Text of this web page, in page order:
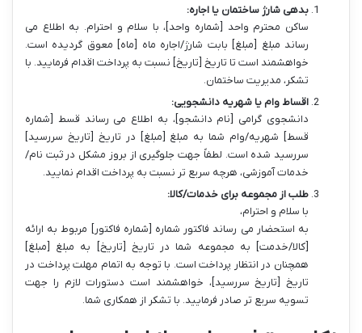
بدهی شارژ ساختمان یا اجاره:
ساکن محترم واحد [شماره واحد]، با سلام و احترام. به اطلاع می
رساند مبلغ [مبلغ] بابت شارژ/اجاره ماه [ماه] معوق گردیده است.
خواهشمند است تا تاریخ [تاریخ] نسبت به پرداخت اقدام فرمایید. با
تشکر، مدیریت ساختمان.
اقساط وام یا شهریه دانشجویی:
دانشجوی گرامی [نام دانشجو]، به اطلاع می رساند قسط [شماره
قسط] شهریه/وام شما به مبلغ [مبلغ] در تاریخ [تاریخ سررسید]
سررسید شده است. لطفاً جهت جلوگیری از بروز مشکل در ثبت نام/
خدمات آموزشی، هرچه سریع تر نسبت به پرداخت اقدام نمایید.
طلب از مجموعه برای خدمات/کالا:
با سلام و احترام،
به استحضار می رساند فاکتور شماره [شماره فاکتور] مربوط به ارائه
[کالا/خدمت] به مجموعه شما در تاریخ [تاریخ] به مبلغ [مبلغ]
همچنان در انتظار پرداخت است. با توجه به اتمام مهلت پرداخت در
تاریخ [تاریخ سررسید]، خواهشمند است دستورات لازم را جهت
تسویه سریع تر صادر فرمایید. با تشکر از همکاری شما.